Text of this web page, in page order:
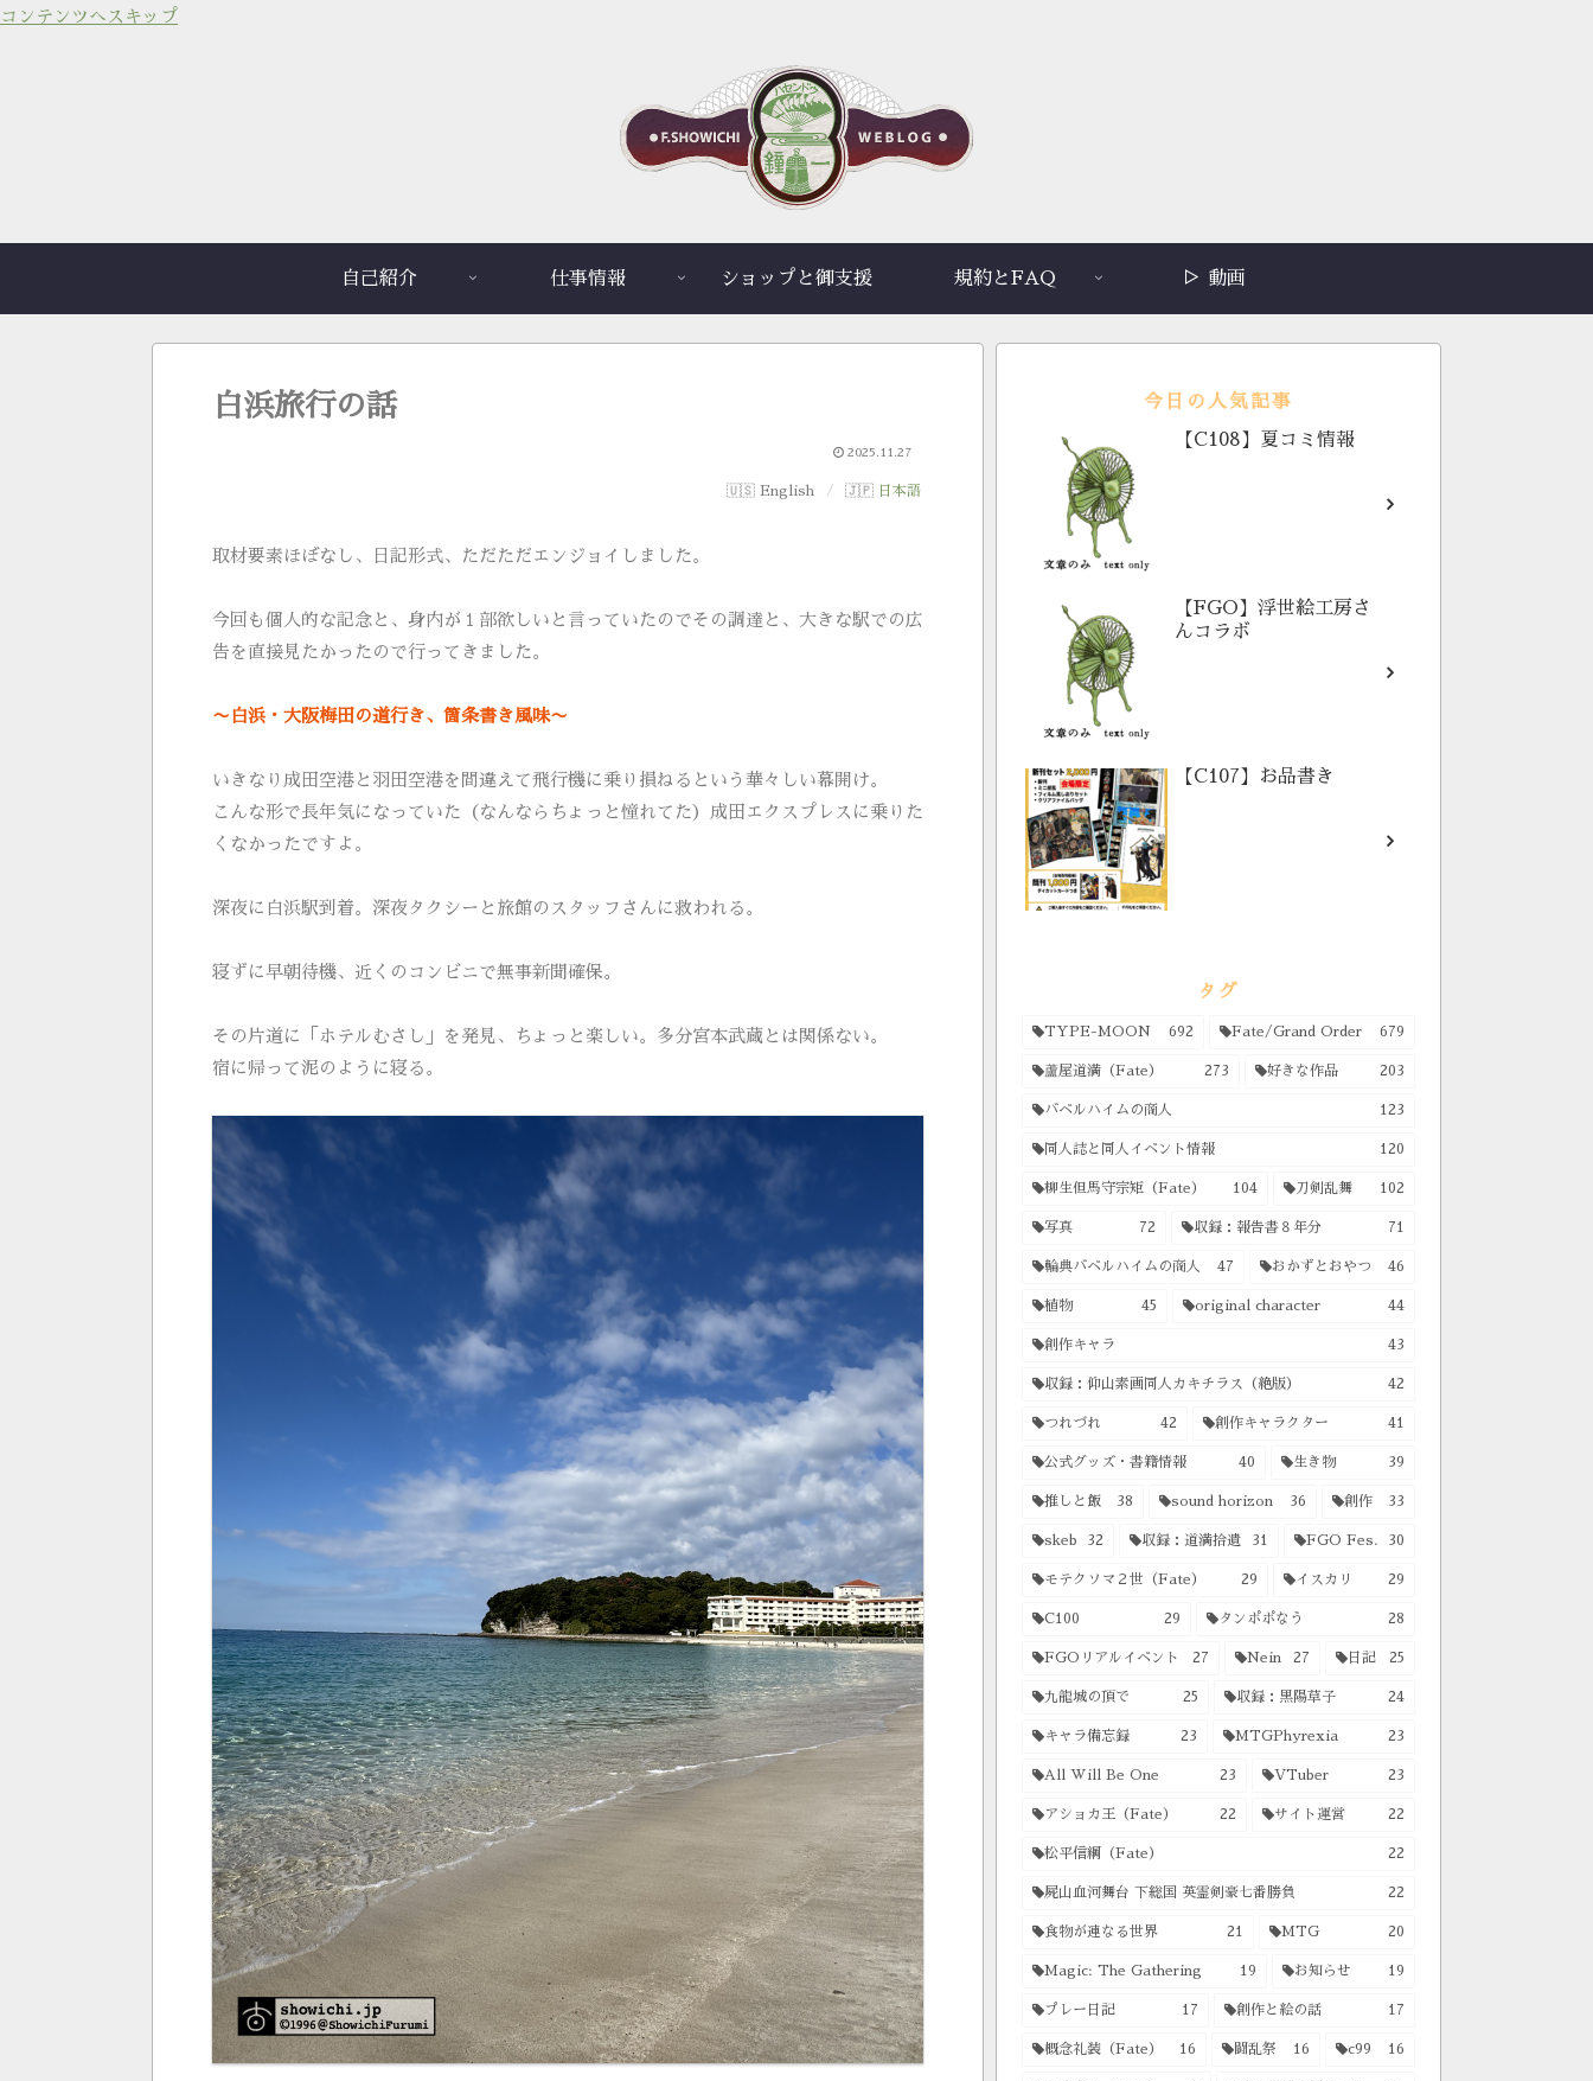
コンテンツへスキップ
自己紹介 仕事情報 ショップと御支援 規約とFAQ ▷ 動画
白浜旅行の話
2025.11.27
English 日本語
取材要素ほぼなし、日記形式、ただただエンジョイしました。
今回も個人的な記念と、身内が１部欲しいと言っていたのでその調達と、大きな駅での広
告を直接見たかったので行ってきました。
〜白浜・大阪梅田の道行き、箇条書き風味〜
いきなり成田空港と羽田空港を間違えて飛行機に乗り損ねるという華々しい幕開け。
こんな形で長年気になっていた（なんならちょっと憧れてた）成田エクスプレスに乗りた
くなかったですよ。
深夜に白浜駅到着。深夜タクシーと旅館のスタッフさんに救われる。
寝ずに早朝待機、近くのコンビニで無事新聞確保。
その片道に「ホテルむさし」を発見、ちょっと楽しい。多分宮本武蔵とは関係ない。
宿に帰って泥のように寝る。
今日の人気記事
【C108】夏コミ情報
【FGO】浮世絵工房さ
んコラボ
【C107】お品書き
タグ
TYPE-MOON 692 Fate/Grand Order 679
蘆屋道満（Fate） 273 好きな作品 203
バベルハイムの商人 123
同人誌と同人イベント情報 120
柳生但馬守宗矩（Fate） 104 刀剣乱舞 102
写真 72 収録：報告書８年分 71
輪典バベルハイムの商人 47 おかずとおやつ 46
植物 45 original character 44
創作キャラ 43
収録：仰山素画同人カキチラス（絶版） 42
つれづれ 42 創作キャラクター 41
公式グッズ・書籍情報 40 生き物 39
推しと飯 38 sound horizon 36 創作 33
skeb 32 収録：道満拾遺 31 FGO Fes. 30
モテクソマ２世（Fate） 29 イスカリ 29
C100 29 タンポポなう 28
FGOリアルイベント 27 Nein 27 日記 25
九龍城の頂で 25 収録：黒陽草子 24
キャラ備忘録 23 MTGPhyrexia 23
All Will Be One 23 VTuber 23
アショカ王（Fate） 22 サイト運営 22
松平信綱（Fate） 22
屍山血河舞台 下総国 英霊剣豪七番勝負 22
食物が連なる世界 21 MTG 20
Magic: The Gathering 19 お知らせ 19
プレー日記 17 創作と絵の話 17
概念礼装（Fate） 16 闘乱祭 16 c99 16